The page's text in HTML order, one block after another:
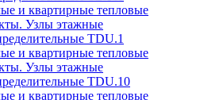
и квартирные тепловые
Узлы этажные
TDU.1
и квартирные тепловые
Узлы этажные
TDU.10
и квартирные тепловые